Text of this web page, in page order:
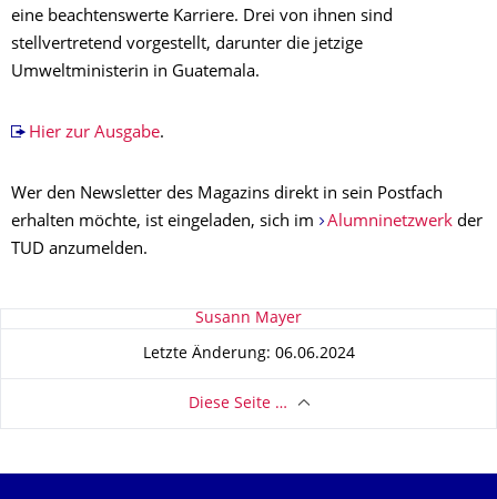
eine beachtenswerte Karriere. Drei von ihnen sind
stellvertretend vorgestellt, darunter die jetzige
Umweltministerin in Guatemala.
Hier zur Ausgabe.
Wer den Newsletter des Magazins direkt in sein Postfach
erhalten möchte, ist eingeladen, sich im
Alumninetzwerkder
TUD anzumelden.
Zu dieser Seite Susann Mayer
Letzte Änderung: 06.06.2024
Diese Seite …